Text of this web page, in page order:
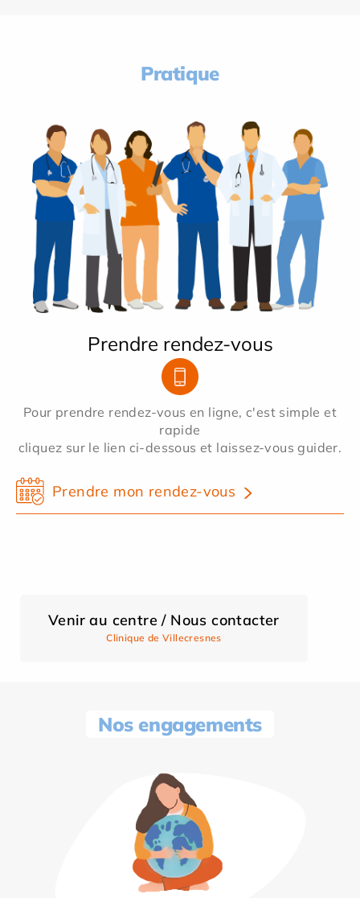
Pratique
Prendre rendez-vous
Pour prendre rendez-vous en ligne, c'est simple et
rapide
cliquez sur le lien ci-dessous et laissez-vous guider.
Prendre mon rendez-vous
Venir au centre / Nous contacter
Clinique de Villecresnes
Nos engagements